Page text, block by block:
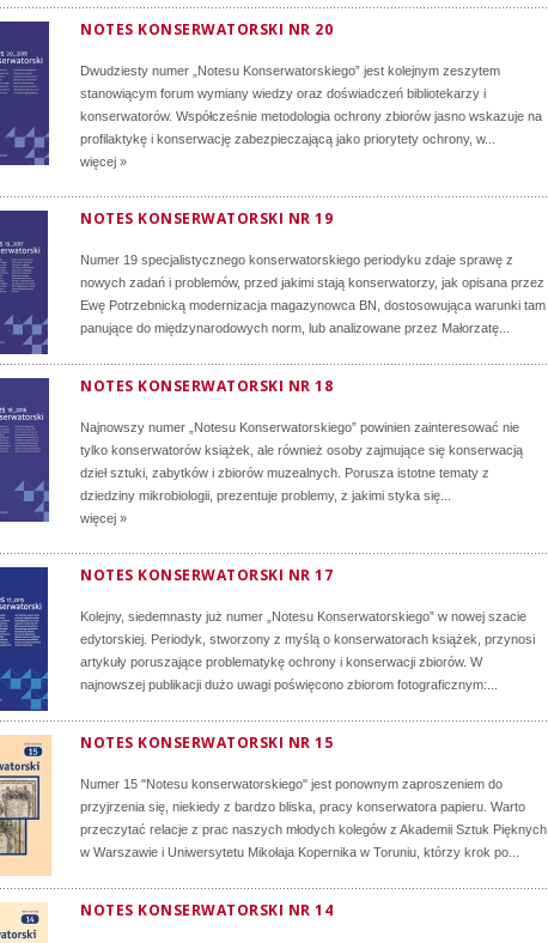
NOTES KONSERWATORSKI NR 20
Dwudziesty numer „Notesu Konserwatorskiego” jest kolejnym zeszytem
stanowiącym forum wymiany wiedzy oraz doświadczeń bibliotekarzy i
konserwatorów. Współcześnie metodologia ochrony zbiorów jasno wskazuje na
profilaktykę i konserwację zabezpieczającą jako priorytety ochrony, w...
więcej »
NOTES KONSERWATORSKI NR 19
Numer 19 specjalistycznego konserwatorskiego periodyku zdaje sprawę z
nowych zadań i problemów, przed jakimi stają konserwatorzy, jak opisana przez
Ewę Potrzebnicką modernizacja magazynowca BN, dostosowująca warunki tam
panujące do międzynarodowych norm, lub analizowane przez Małorzatę...
NOTES KONSERWATORSKI NR 18
Najnowszy numer „Notesu Konserwatorskiego” powinien zainteresować nie
tylko konserwatorów książek, ale również osoby zajmujące się konserwacją
dzieł sztuki, zabytków i zbiorów muzealnych. Porusza istotne tematy z
dziedziny mikrobiologii, prezentuje problemy, z jakimi styka się...
więcej »
NOTES KONSERWATORSKI NR 17
Kolejny, siedemnasty już numer „Notesu Konserwatorskiego” w nowej szacie
edytorskiej. Periodyk, stworzony z myślą o konserwatorach książek, przynosi
artykuły poruszające problematykę ochrony i konserwacji zbiorów. W
najnowszej publikacji dużo uwagi poświęcono zbiorom fotograficznym:...
NOTES KONSERWATORSKI NR 15
Numer 15 "Notesu konserwatorskiego" jest ponownym zaproszeniem do
przyjrzenia się, niekiedy z bardzo bliska, pracy konserwatora papieru. Warto
przeczytać relacje z prac naszych młodych kolegów z Akademii Sztuk Pięknych
w Warszawie i Uniwersytetu Mikołaja Kopernika w Toruniu, którzy krok po...
NOTES KONSERWATORSKI NR 14